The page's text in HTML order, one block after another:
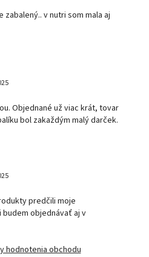
v nutri som mala aj
Objednané už viac krát, tovar
bol zakaždým malý darček.
predčili moje
budem objednávať aj v
hodnotenia obchodu